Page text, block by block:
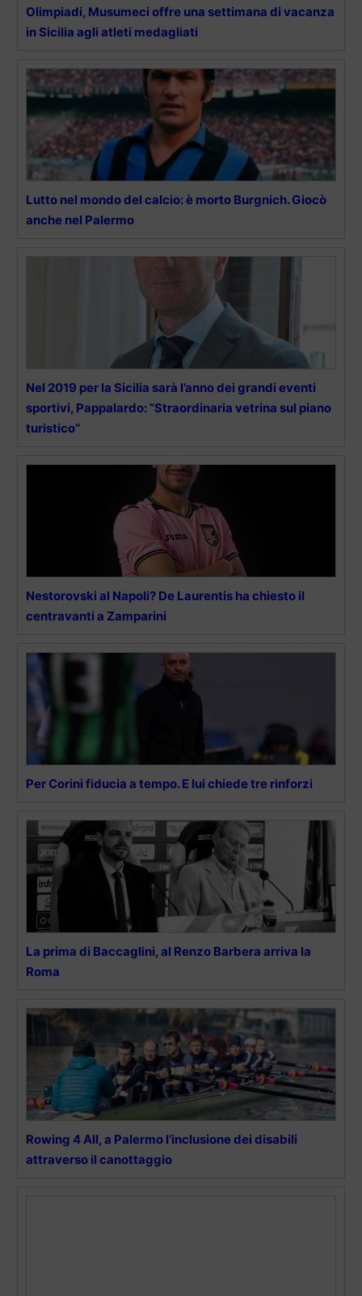
Olimpiadi, Musumeci offre una settimana di vacanza
in Sicilia agli atleti medagliati
Lutto nel mondo del calcio: è morto Burgnich. Giocò
anche nel Palermo
Nel 2019 per la Sicilia sarà l’anno dei grandi eventi
sportivi, Pappalardo: “Straordinaria vetrina sul piano
turistico”
Nestorovski al Napoli? De Laurentis ha chiesto il
centravanti a Zamparini
Per Corini fiducia a tempo. E lui chiede tre rinforzi
La prima di Baccaglini, al Renzo Barbera arriva la
Roma
Rowing 4 All, a Palermo l’inclusione dei disabili
attraverso il canottaggio